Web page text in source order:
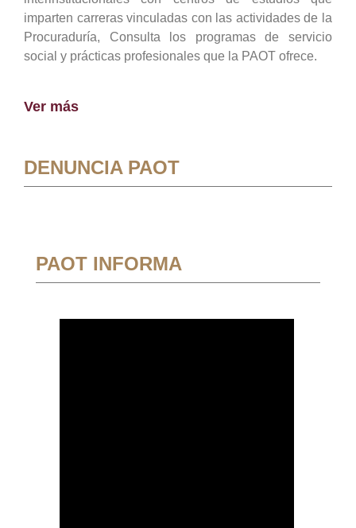
imparten carreras vinculadas con las actividades de la
Procuraduría, Consulta los programas de servicio
social y prácticas profesionales que la PAOT ofrece.
Ver más
DENUNCIA PAOT
PAOT INFORMA